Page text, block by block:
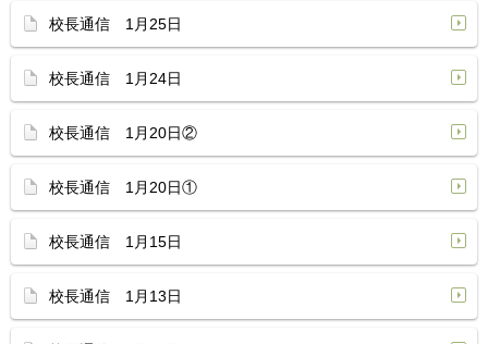
校長通信 1月25日
校長通信 1月24日
校長通信 1月20日②
校長通信 1月20日①
校長通信 1月15日
校長通信 1月13日